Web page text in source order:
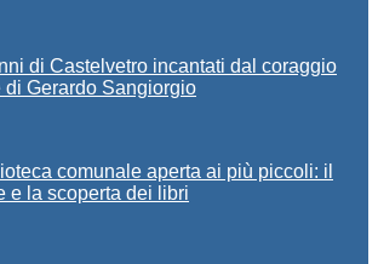
di Castelvetro incantati dal coraggio
di Gerardo Sangiorgio
comunale aperta ai più piccoli: il
e la scoperta dei libri